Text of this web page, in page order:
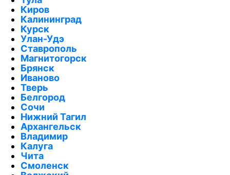
Киров
Калининград
Курск
Улан-Удэ
Ставрополь
Магнитогорск
Брянск
Иваново
Тверь
Белгород
Сочи
Нижний Тагил
Архангельск
Владимир
Калуга
Чита
Смоленск